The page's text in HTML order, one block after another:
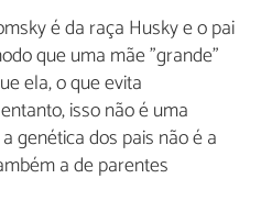
é da raça Husky e o pai
que uma mãe "grande"
ela, o que evita
isso não é uma
genética dos pais não é a
a de parentes